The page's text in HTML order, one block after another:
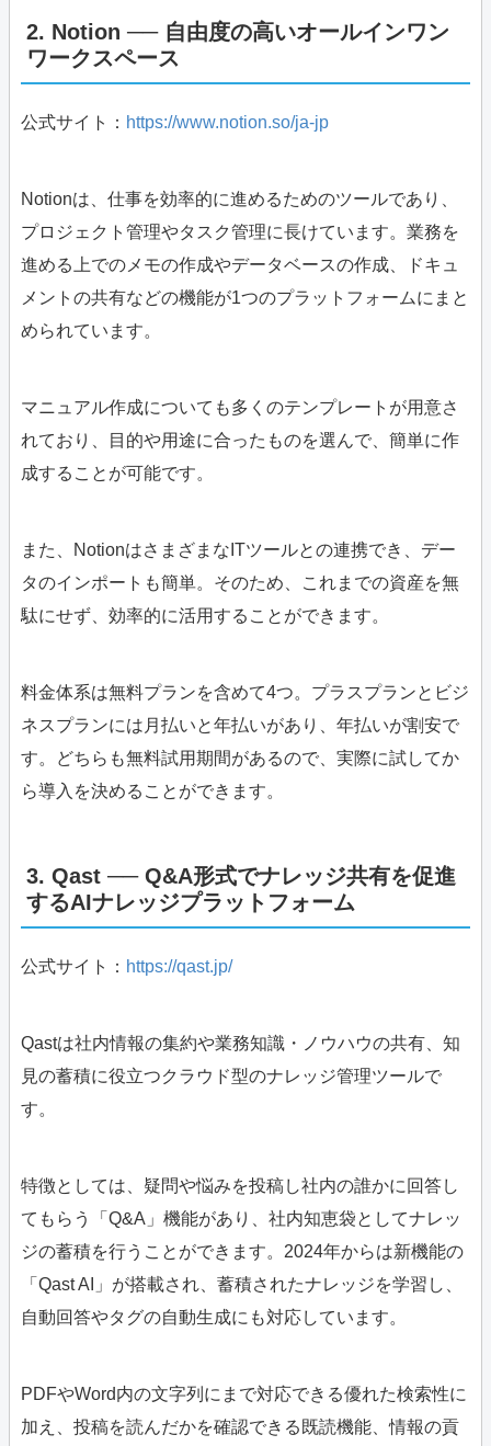
2. Notion ── 自由度の高いオールインワン
ワークスペース
公式サイト： https://www.notion.so/ja-jp
Notionは、仕事を効率的に進めるためのツールであり、
プロジェクト管理やタスク管理に長けています。業務を
進める上でのメモの作成やデータベースの作成、ドキュ
メントの共有などの機能が1つのプラットフォームにまと
められています。
マニュアル作成についても多くのテンプレートが用意さ
れており、目的や用途に合ったものを選んで、簡単に作
成することが可能です。
また、NotionはさまざまなITツールとの連携でき、デー
タのインポートも簡単。そのため、これまでの資産を無
駄にせず、効率的に活用することができます。
料金体系は無料プランを含めて4つ。プラスプランとビジ
ネスプランには月払いと年払いがあり、年払いが割安で
す。どちらも無料試用期間があるので、実際に試してか
ら導入を決めることができます。
3. Qast ── Q&A形式でナレッジ共有を促進
するAIナレッジプラットフォーム
公式サイト： https://qast.jp/
Qastは社内情報の集約や業務知識・ノウハウの共有、知
見の蓄積に役立つクラウド型のナレッジ管理ツールで
す。
特徴としては、疑問や悩みを投稿し社内の誰かに回答し
てもらう「Q&A」機能があり、社内知恵袋としてナレッ
ジの蓄積を行うことができます。2024年からは新機能の
「Qast AI」が搭載され、蓄積されたナレッジを学習し、
自動回答やタグの自動生成にも対応しています。
PDFやWord内の文字列にまで対応できる優れた検索性に
加え、投稿を読んだかを確認できる既読機能、情報の貢